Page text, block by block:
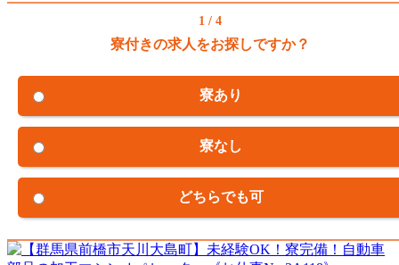
1 / 4
寮付きの求人をお探しですか？
寮あり
寮なし
どちらでも可